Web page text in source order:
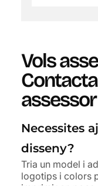
Vols
Necessites
disseny?
Tria un model i
logotips i colors